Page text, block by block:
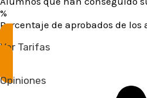
%
Porcentaje de aprobados de los
Ver Tarifas
Opiniones